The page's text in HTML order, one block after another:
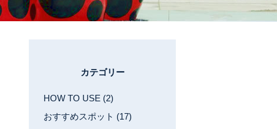
カテゴリー
HOW TO USE (2)
おすすめスポット (17)